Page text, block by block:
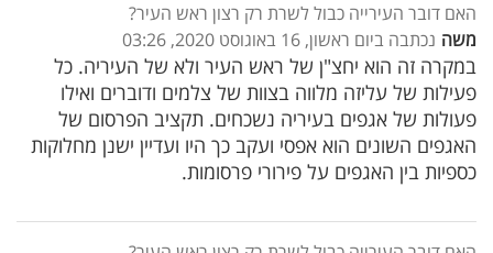
האם דובר העירייה כבול לשרת רק רצון ראש העיר?
משה נכתבה ביום ראשון, 16 באוגוסט 2020, 03:26
במקרה זה הוא יחצ"ן של ראש העיר ולא של העיריה. כל
פעילות של עליזה מלווה בצוות של צלמים ודוברים ואילו
פעולות של אגפים בעיריה נשכחים. תקציב הפרסום של
האגפים השונים הוא אפסי ועקב כך היו ועדיין ישנן מחלוקות
כספיות בין האגפים על פירורי פרסומות.